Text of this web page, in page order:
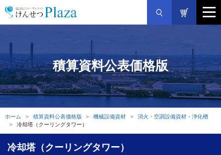
積算資料公表価格版
ホーム 積算資料公表価格版 機械設備資材
消火・空調設備資材・浄化槽
冷却塔（クーリングタワー）
冷却塔（クーリングタワー）